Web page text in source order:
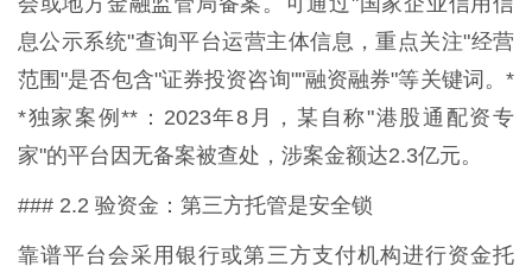
息公示系统"查询平台运营主体信息，重点关注"经营
范围"是否包含"证券投资咨询""融资融券"等关键词。*
*独家案例**：2023年8月，某自称"港股通配资专
家"的平台因无备案被查处，涉案金额达2.3亿元。
### 2.2 验资金：第三方托管是安全锁
靠谱平台会采用银行或第三方支付机构进行资金托